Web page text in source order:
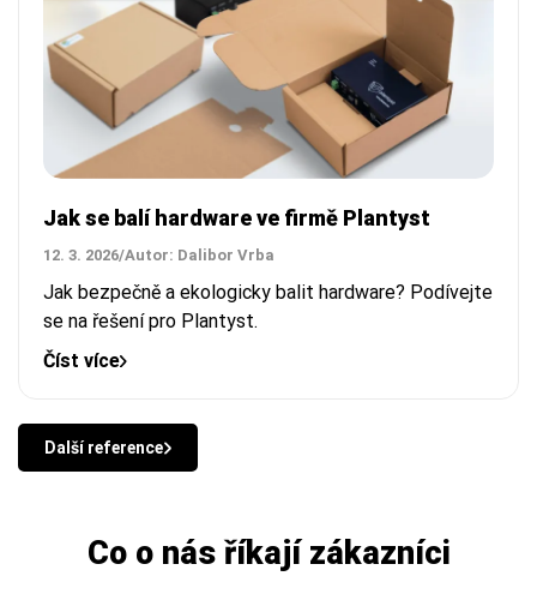
Jak se balí hardware ve firmě Plantyst
12. 3. 2026/Autor: Dalibor Vrba
Jak bezpečně a ekologicky balit hardware? Podívejte
se na řešení pro Plantyst.
Číst více
Další reference
Co o nás říkají zákazníci